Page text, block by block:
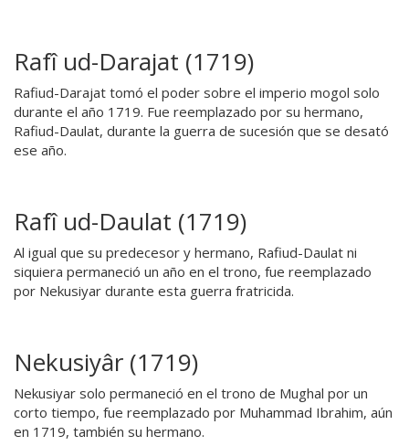
Rafî ud-Darajat (1719)
Rafiud-Darajat tomó el poder sobre el imperio mogol solo
durante el año 1719. Fue reemplazado por su hermano,
Rafiud-Daulat, durante la guerra de sucesión que se desató
ese año.
Rafî ud-Daulat (1719)
Al igual que su predecesor y hermano, Rafiud-Daulat ni
siquiera permaneció un año en el trono, fue reemplazado
por Nekusiyar durante esta guerra fratricida.
Nekusiyâr (1719)
Nekusiyar solo permaneció en el trono de Mughal por un
corto tiempo, fue reemplazado por Muhammad Ibrahim, aún
en 1719, también su hermano.